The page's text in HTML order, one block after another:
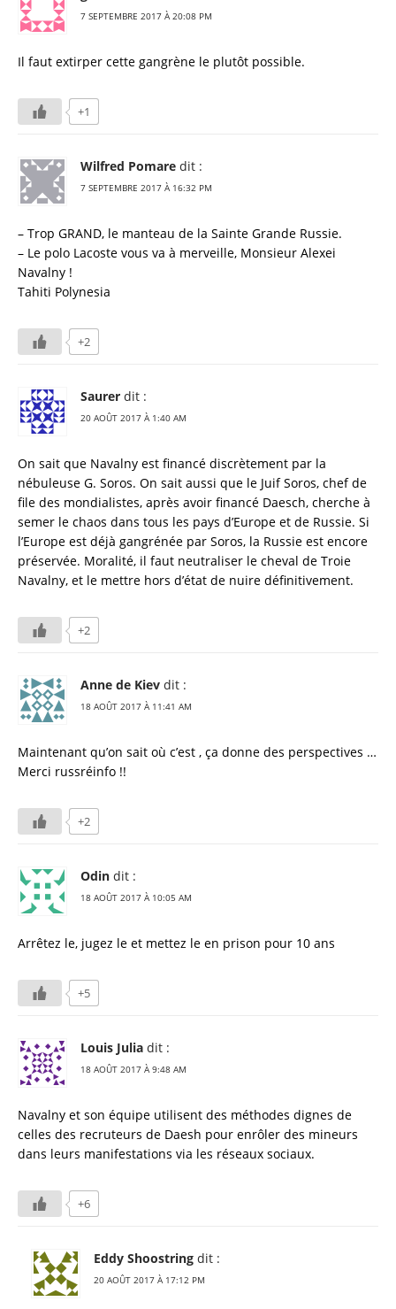
7 SEPTEMBRE 2017 À 20:08 PM
Il faut extirper cette gangrène le plutôt possible.
+1
Wilfred Pomare dit :
7 SEPTEMBRE 2017 À 16:32 PM
– Trop GRAND, le manteau de la Sainte Grande Russie.
– Le polo Lacoste vous va à merveille, Monsieur Alexei
Navalny !
Tahiti Polynesia
+2
Saurer dit :
20 AOÛT 2017 À 1:40 AM
On sait que Navalny est financé discrètement par la
nébuleuse G. Soros. On sait aussi que le Juif Soros, chef de
file des mondialistes, après avoir financé Daesch, cherche à
semer le chaos dans tous les pays d’Europe et de Russie. Si
l’Europe est déjà gangrénée par Soros, la Russie est encore
préservée. Moralité, il faut neutraliser le cheval de Troie
Navalny, et le mettre hors d’état de nuire définitivement.
+2
Anne de Kiev dit :
18 AOÛT 2017 À 11:41 AM
Maintenant qu’on sait où c’est , ça donne des perspectives …
Merci russréinfo !!
+2
Odin dit :
18 AOÛT 2017 À 10:05 AM
Arrêtez le, jugez le et mettez le en prison pour 10 ans
+5
Louis Julia dit :
18 AOÛT 2017 À 9:48 AM
Navalny et son équipe utilisent des méthodes dignes de
celles des recruteurs de Daesh pour enrôler des mineurs
dans leurs manifestations via les réseaux sociaux.
+6
Eddy Shoostring dit :
20 AOÛT 2017 À 17:12 PM